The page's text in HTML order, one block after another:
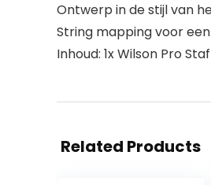
Ontwerp in de stijl van
String mapping voor
Inhoud: 1x Wilson Pro
Related Products